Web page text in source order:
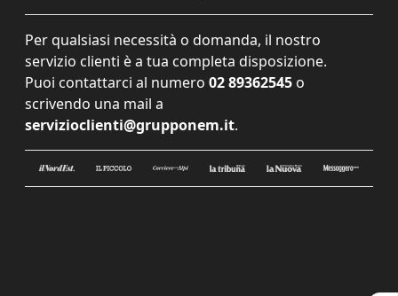
Per qualsiasi necessità o domanda, il nostro
servizio clienti è a tua completa disposizione.
Puoi contattarci al numero 02 89362545 o
scrivendo una mail a
servizioclienti@grupponem.it.